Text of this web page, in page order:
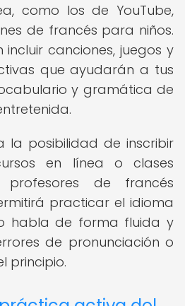
como los de YouTube,
de francés para niños.
incluir canciones, juegos y
que ayudarán a tus
y gramática de
la posibilidad de inscribir
en línea o clases
profesores de francés
practicar el idioma
habla de forma fluida y
de pronunciación o
principio.